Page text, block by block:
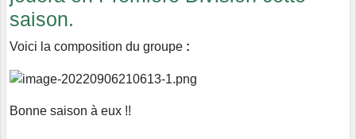
saison.
Voici la composition du groupe :
Bonne saison à eux !!